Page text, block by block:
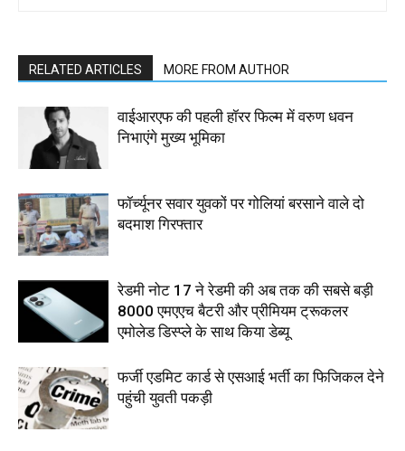
RELATED ARTICLES MORE FROM AUTHOR
वाईआरएफ की पहली हॉरर फिल्म में वरुण धवन
निभाएंगे मुख्य भूमिका
फॉर्च्यूनर सवार युवकों पर गोलियां बरसाने वाले दो
बदमाश गिरफ्तार
रेडमी नोट 17 ने रेडमी की अब तक की सबसे बड़ी
8000 एमएएच बैटरी और प्रीमियम ट्रूकलर
एमोलेड डिस्प्ले के साथ किया डेब्यू
फर्जी एडमिट कार्ड से एसआई भर्ती का फिजिकल देने
पहुंची युवती पकड़ी